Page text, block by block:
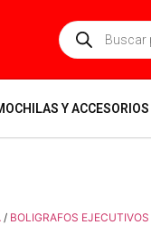
Y ACCESORIOS
/ BOLIGRAFOS EJECUTIVOS